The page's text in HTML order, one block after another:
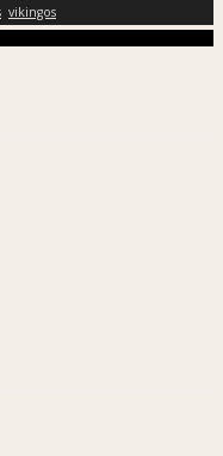
vikingos